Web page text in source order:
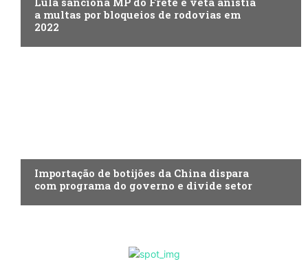
a multas por bloqueios de rodovias em
2022
Importação de botijões da China dispara
com programa do governo e divide setor